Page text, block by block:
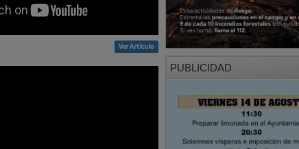
Ver Artículo
PUBLICIDAD